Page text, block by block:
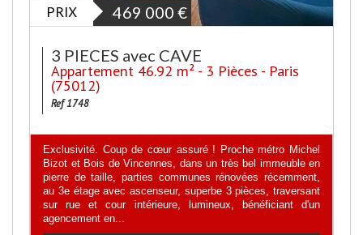
PRIX 469 000 €
3 PIECES avec CAVE
Appartement 46.92 m² - 3 Pièces - Paris
(75012)
Ref 1748
Exclusivité. Coup de cœur assuré ! Proche métro Michel
Bizot et Bois de Vincennes, dans un très bel immeuble en
pierre de taille, parties communes rénovées récemment,
au 3e étage avec ascenseur, superbe 3 pièces, traversant
sur rue et cour intérieure, lumineux, bénéficiant d'un
agencement en...